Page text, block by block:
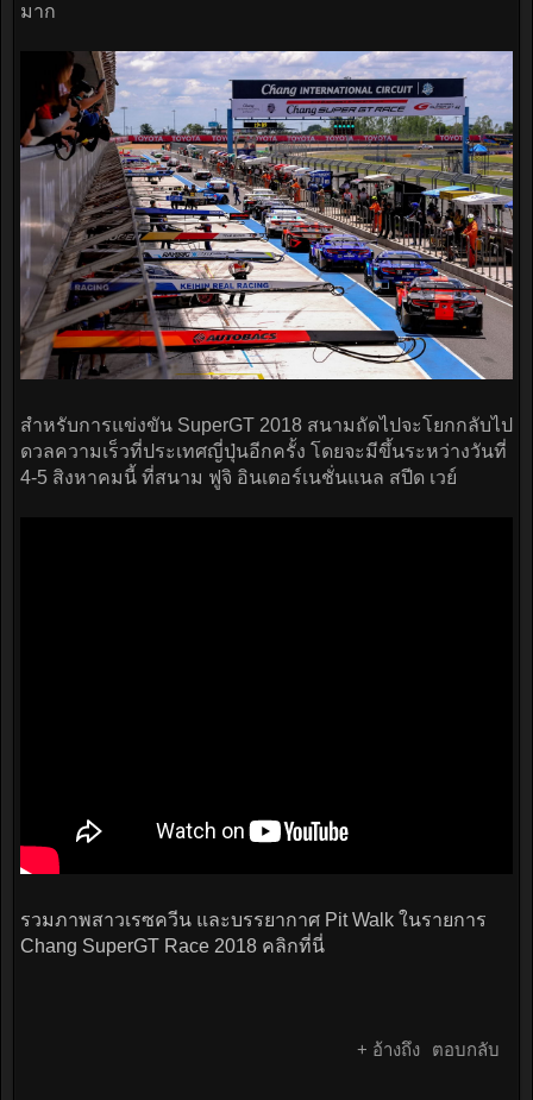
มาก
สำหรับการแข่งขัน SuperGT 2018 สนามถัดไปจะโยกกลับไป
ดวลความเร็วที่ประเทศญี่ปุ่นอีกครั้ง โดยจะมีขึ้นระหว่างวันที่
4-5 สิงหาคมนี้ ที่สนาม ฟูจิ อินเตอร์เนชั่นแนล สปีด เวย์
รวมภาพสาวเรซควีน และบรรยากาศ Pit Walk ในรายการ
Chang SuperGT Race 2018 คลิกที่นี่
+ อ้างถึง ตอบกลับ